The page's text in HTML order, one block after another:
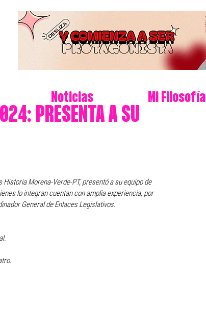
PRESENTA A SU
Morena-Verde-PT, presentó a su equipo de
lo integran cuentan con amplia experiencia, por
General de Enlaces Legislativos.
Noticias Mi Filosofía